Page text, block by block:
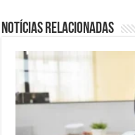
Notícias relacionadas